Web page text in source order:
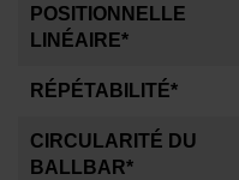
POSITIONNELLE
LINÉAIRE*
RÉPÉTABILITÉ*
CIRCULARITÉ DU
BALLBAR*